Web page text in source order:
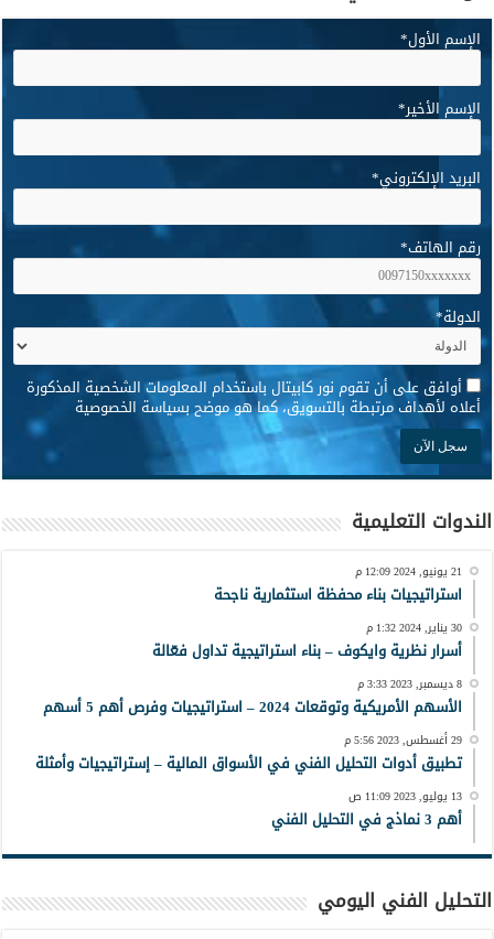
الإسم الأول*
الإسم الأخير*
البريد الإلكتروني*
رقم الهاتف*
الدولة*
* أوافق على أن تقوم نور كابيتال باستخدام المعلومات الشخصية المذكورة
أعلاه لأهداف مرتبطة بالتسويق، كما هو موضح بسياسة الخصوصية
الندوات التعليمية
21 يونيو, 2024 12:09 م
استراتيجيات بناء محفظة استثمارية ناجحة
30 يناير, 2024 1:32 م
أسرار نظرية وايكوف – بناء استراتيجية تداول فعّالة
8 ديسمبر, 2023 3:33 م
الأسهم الأمريكية وتوقعات 2024 – استراتيجيات وفرص أهم 5 أسهم
29 أغسطس, 2023 5:56 م
تطبيق أدوات التحليل الفني في الأسواق المالية – إستراتيجيات وأمثلة
13 يوليو, 2023 11:09 ص
أهم 3 نماذج في التحليل الفني
التحليل الفني اليومي